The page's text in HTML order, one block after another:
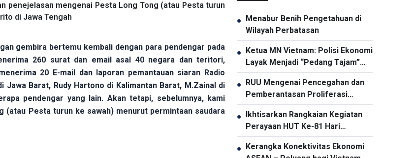
penejelasan mengenai Pesta Long Tong (atau Pesta turun
di Jawa Tengah
gembira bertemu kembali dengan para pendengar pada
260 surat dan email asal 40 negara dan teritori,
20 E-mail dan laporan pemantauan siaran Radio
Barat, Rudy Hartono di Kalimantan Barat, M.Zainal di
pendengar yang lain. Akan tetapi, sebelumnya, kami
(atau Pesta turun ke sawah) menurut permintaan saudara
● Menabur Benih Pengetahuan di
Wilayah Perbatasan
● Ketua MN Vietnam: Polisi Ekonomi
Layak Menjadi “Pedang Tajam”
dalam Pencegahan dan
Pemberantasan Kriminalitas
● RUU Mengenai Pencegahan dan
Pemberantasan Proliferasi
Senjata Pemusnah Massal
Berfokus Pada Pencegahan dan
Pelaksanaan Komitmen
Internasional oleh Vietnam
● Ikhtisarkan Rangkaian Kegiatan
Perayaan HUT Ke-81 Hari
Kemerdekaan Indonesia di Hanoi
● Kerangka Konektivitas Ekonomi